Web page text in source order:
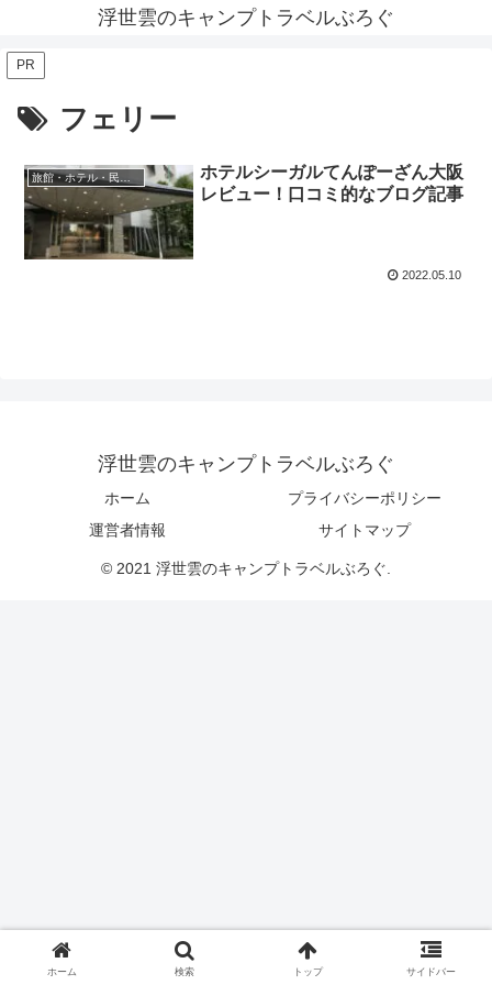
浮世雲のキャンプトラベルぶろぐ
PR
フェリー
ホテルシーガルてんぽーざん大阪
レビュー！口コミ的なブログ記事
2022.05.10
浮世雲のキャンプトラベルぶろぐ
ホーム
プライバシーポリシー
運営者情報
サイトマップ
© 2021 浮世雲のキャンプトラベルぶろぐ.
ホーム 検索 トップ サイドバー